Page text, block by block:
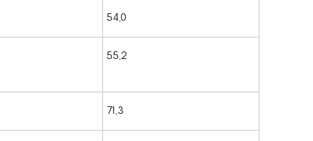
54,0
55,2
71,3